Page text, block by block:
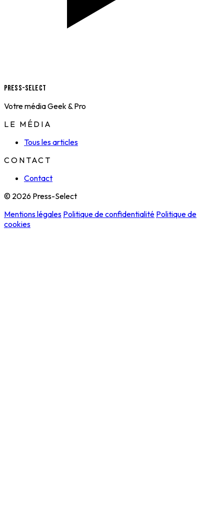
Press-Select
Votre média Geek & Pro
LE MÉDIA
Tous les articles
CONTACT
Contact
© 2026 Press-Select
Mentions légales Politique de confidentialité Politique de
cookies